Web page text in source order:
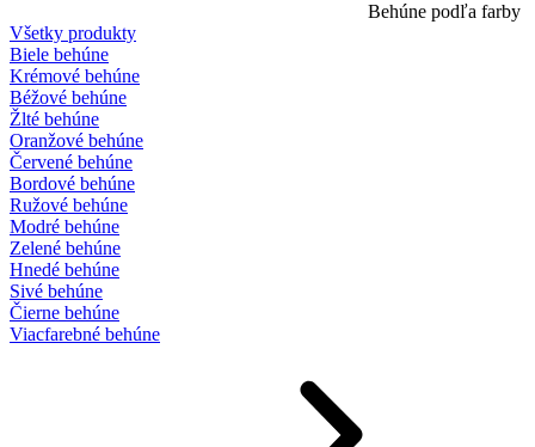
Behúne podľa farby
Všetky produkty
Biele behúne
Krémové behúne
Béžové behúne
Žlté behúne
Oranžové behúne
Červené behúne
Bordové behúne
Ružové behúne
Modré behúne
Zelené behúne
Hnedé behúne
Sivé behúne
Čierne behúne
Viacfarebné behúne